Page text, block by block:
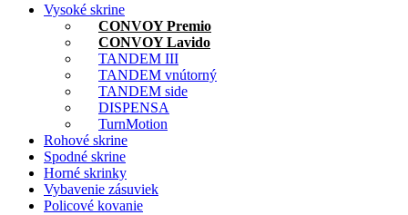
Vysoké skrine
CONVOY Premio
CONVOY Lavido
TANDEM III
TANDEM vnútorný
TANDEM side
DISPENSA
TurnMotion
Rohové skrine
Spodné skrine
Horné skrinky
Vybavenie zásuviek
Policové kovanie